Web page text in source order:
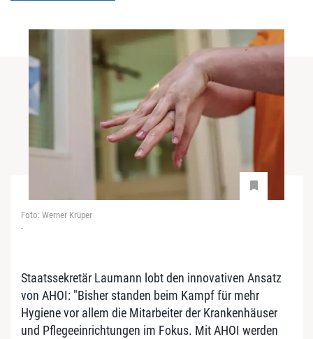
Foto: Werner Krüper
-
Staatssekretär Laumann lobt den innovativen Ansatz
von AHOI: "Bisher standen beim Kampf für mehr
Hygiene vor allem die Mitarbeiter der Krankenhäuser
und Pflegeeinrichtungen im Fokus. Mit AHOI werden